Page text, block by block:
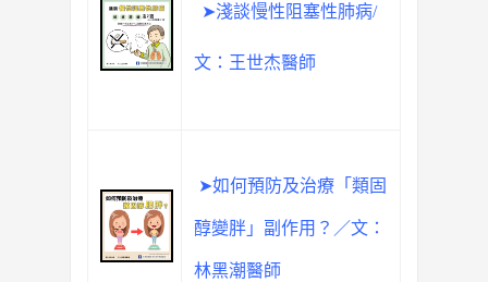
➤淺談慢性阻塞性肺病/
文：王世杰醫師
➤如何預防及治療「類固
醇變胖」副作用？／文：
林黑潮醫師